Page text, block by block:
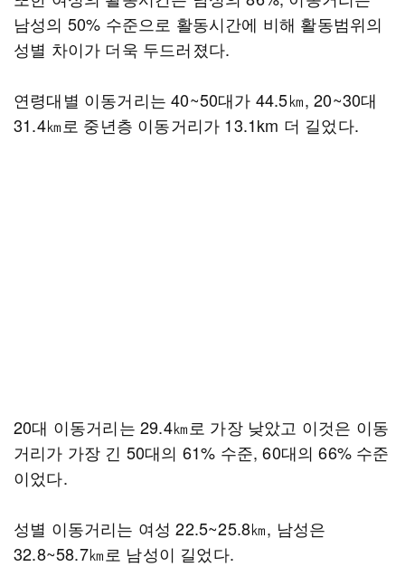
남성의 50% 수준으로 활동시간에 비해 활동범위의
성별 차이가 더욱 두드러졌다.
연령대별 이동거리는 40~50대가 44.5㎞, 20~30대
31.4㎞로 중년층 이동거리가 13.1km 더 길었다.
20대 이동거리는 29.4㎞로 가장 낮았고 이것은 이동
거리가 가장 긴 50대의 61% 수준, 60대의 66% 수준
이었다.
성별 이동거리는 여성 22.5~25.8㎞, 남성은
32.8~58.7㎞로 남성이 길었다.